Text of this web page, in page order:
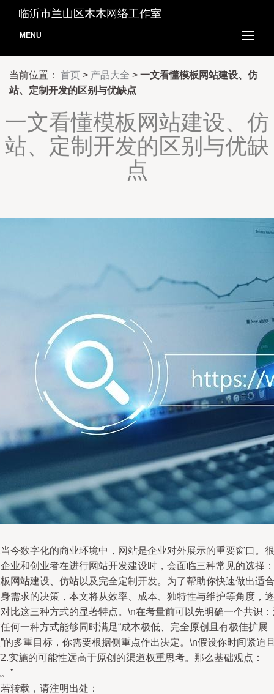
临沂市兰山区木木网络工作室
MENU
当前位置： 首页 > 产品大全 > 一文看懂模板网站建设、仿
站、定制开发的区别与优缺点
一文看懂模板网站建设、仿
站、定制开发的区别与优缺
点
今数字化的商业环境中，网站是企业对外展示的重要窗口。很
业和创业者在进行网站开发建设时，会面临三种常见的选择：
网站建设、仿站以及完全定制开发。为了帮助你快速做出适合
需求的决策，本文将从效率、成本、独特性与维护等角度，逐
比这三种方式的显著特点。\n在考量前可以先明确一个共识
何一种方式能够同时满足“成本极低、完全原创且有极佳扩展
的多重目标，你需要根据侧重点作出决定。\n假设你时间紧迫
实施的可能性远高于原创的渠道权重思考。那么基础观点：
”
转载，请注明出处：